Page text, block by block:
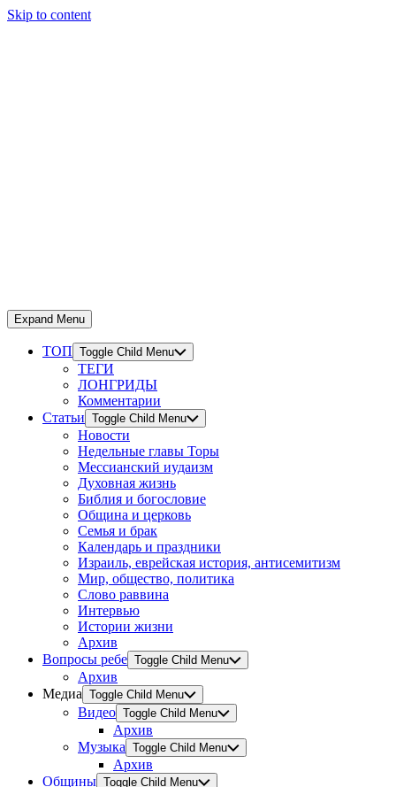
Skip to content
Expand Menu
ТОП Toggle Child Menu
ТЕГИ
ЛОНГРИДЫ
Комментарии
Статьи Toggle Child Menu
Новости
Недельные главы Торы
Мессианский иудаизм
Духовная жизнь
Библия и богословие
Община и церковь
Семья и брак
Календарь и праздники
Израиль, еврейская история, антисемитизм
Мир, общество, политика
Слово раввина
Интервью
Истории жизни
Архив
Вопросы ребе Toggle Child Menu
Архив
Медиа Toggle Child Menu
Видео Toggle Child Menu
Архив
Музыка Toggle Child Menu
Архив
Общины Toggle Child Menu